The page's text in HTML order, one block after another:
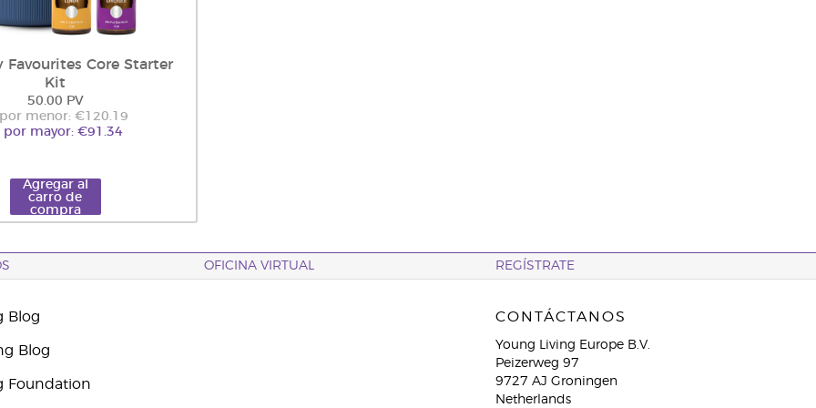
Favourites Core Starter
Kit
50.00 PV
menor: €120.19
por mayor: €91.34
Agregar al
carro de
compra
OFICINA VIRTUAL REGÍSTRATE
Blog
Blog
Foundation
CONTÁCTANOS
Young Living Europe B.V.
Peizerweg 97
9727 AJ Groningen
Netherlands